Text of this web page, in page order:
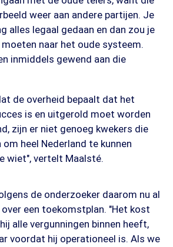
weer aan andere partijen. Je
alles legaal gedaan en dan zou je
naar het oude systeem.
inmiddels gewend aan die
de overheid bepaalt dat het
is en uitgerold moet worden
zijn er niet genoeg kwekers die
heel Nederland te kunnen
wiet", vertelt Maalsté.
de onderzoeker daarom nu al
een toekomstplan. "Het kost
alle vergunningen binnen heeft,
voordat hij operationeel is. Als we